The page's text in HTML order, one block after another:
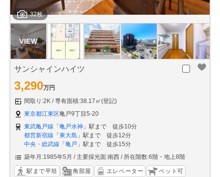
32枚
サンシャインハイツ
3,290万円
間取り:2K
専有面積:38.17㎡(登記)
東京都江東区亀戸9丁目5-20
東武亀戸線 「 亀戸水神 」駅まで 徒歩10分
都営新宿線 「 東大島 」駅まで 徒歩12分
中央・総武線 「 亀戸 」駅まで 徒歩15分
築年月:1985年5月
主要採光面:南西 所在階数:6階・地上8階
駅まで平坦 角部屋 エレベーター
ペット可